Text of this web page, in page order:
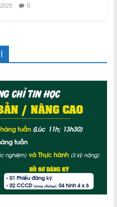
0